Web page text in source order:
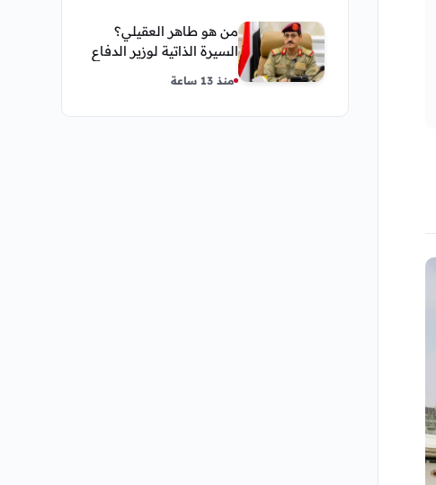
من هو طاهر العقيلي؟
السيرة الذاتية لوزير الدفاع
مناصبه
منذ 13 ساعة